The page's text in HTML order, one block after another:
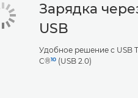
Зарядка
USB
Удобное решение с USB
C®10(USB 2.0)